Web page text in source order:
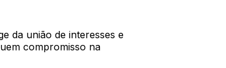
da união de interesses e
compromisso na